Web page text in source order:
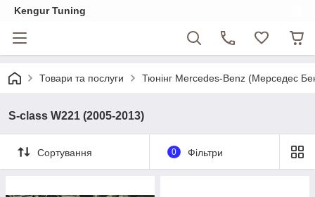
Kengur Tuning
Товари та послуги Тюнінг Mercedes-Benz (Мерседес
S-class W221 (2005-2013)
Сортування 0 Фільтри